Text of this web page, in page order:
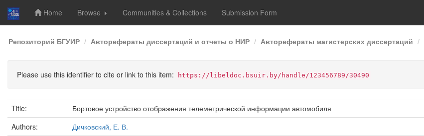
Skip
navigation
Home Browse Communities & Collections Submission Form
Репозиторий БГУИР Авторефераты диссертаций и отчеты о НИР Авторефераты магистерских диссертаций
Please use this identifier to cite or link to this item: https://libeldoc.bsuir.by/handle/123456789/30490
Title:
Бортовое устройство отображения телеметрической информации автомобиля
Authors:
Дичковский, Е. В.